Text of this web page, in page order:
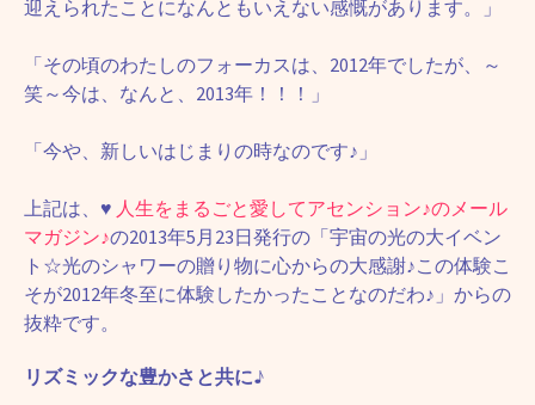
迎えられたことになんともいえない感慨があります。」
「その頃のわたしのフォーカスは、2012年でしたが、～
笑～今は、なんと、2013年！！！」
「今や、新しいはじまりの時なのです♪」
上記は、 ♥ 人生をまるごと愛してアセンション♪のメール
マガジン♪の2013年5月23日発行の「宇宙の光の大イベン
ト☆光のシャワーの贈り物に心からの大感謝♪この体験こ
そが2012年冬至に体験したかったことなのだわ♪」からの
抜粋です。
リズミックな豊かさと共に♪